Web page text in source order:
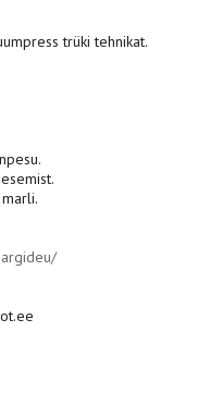
trüki tehnikat.